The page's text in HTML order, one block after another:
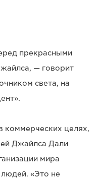
прекрасными
— говорит
света, на
коммерческих целях,
Джайлса Дали
мира
«Это не